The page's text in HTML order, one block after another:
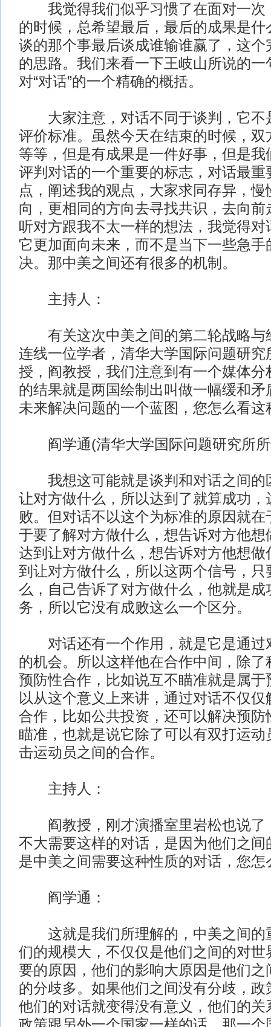
我觉得我们似乎习惯了在面对一次
的时候，总希望最后，最后的成果是什
谈的那个事最后谈成谁输谁赢了，这个
的思路。我们来看一下王岐山所说的一
对“对话”的一个精确的概括。
大家注意，对话不同于谈判，它不
评价标准。虽然今天在结束的时候，双
等等，但是有成果是一件好事，但是我
评判对话的一个重要的标志，对话最重
点，阐述我的观点，大家求同存异，慢
向，更相同的方向去寻找共识，去向前
听对方跟我不太一样的想法，我觉得对
它更加面向未来，而不是当下一些急手
决。那中美之间还有很多的机制。
主持人：
有关这次中美之间的第二轮战略与
连线一位学者，清华大学国际问题研究
授，阎教授，我们注意到有一个媒体分
的结果就是两国绘制出叫做一幅缓和矛
未来解决问题的一个蓝图，您怎么看这
阎学通(清华大学国际问题研究所所
我想这可能就是谈判和对话之间的
让对方做什么，所以达到了就算成功，
败。但对话不以这个为标准的原因就
于要了解对方做什么，想告诉对方他想
达到让对方做什么，想告诉对方他想做
到让对方做什么，所以这两个信号，只
么，自己告诉了对方做什么，他就是成
务，所以它没有成败这么一个区分。
对话还有一个作用，就是它是通过
的机会。所以这样他在合作中间，除了
预防性合作，比如说互不瞄准就是属于
以从这个意义上来讲，通过对话不仅
合作，比如公共投资，还可以解决预防
瞄准，也就是说它除了可以有双打运动
击运动员之间的合作。
主持人：
阎教授，刚才演播室里岩松也说了
不大需要这样的对话，是因为他们之间
是中美之间需要这种性质的对话，您怎
阎学通：
这就是我们所理解的，中美之间的
们的规模大，不仅仅是他们之间的对世
要的原因，他们的影响大原因是他们之
的分歧多。如果他们之间没有分歧，政
他们的对话就变得没有意义，他们的关